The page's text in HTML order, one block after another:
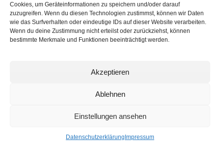
Cookies, um Geräteinformationen zu speichern und/oder darauf
zuzugreifen. Wenn du diesen Technologien zustimmst, können wir Daten
wie das Surfverhalten oder eindeutige IDs auf dieser Website verarbeiten.
Wenn du deine Zustimmung nicht erteilst oder zurückziehst, können
bestimmte Merkmale und Funktionen beeinträchtigt werden.
Akzeptieren
Ablehnen
Einstellungen ansehen
Datenschutzerklärung Impressum
networking Media | Artist
Communication
© 2025 networking Media - Kai Manke